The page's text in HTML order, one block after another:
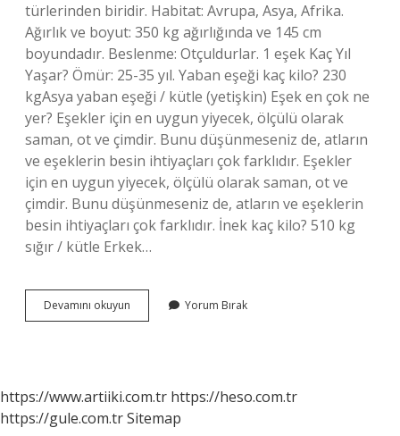
türlerinden biridir. Habitat: Avrupa, Asya, Afrika.
Ağırlık ve boyut: 350 kg ağırlığında ve 145 cm
boyundadır. Beslenme: Otçuldurlar. 1 eşek Kaç Yıl
Yaşar? Ömür: 25-35 yıl. Yaban eşeği kaç kilo? 230
kgAsya yaban eşeği / kütle (yetişkin) Eşek en çok ne
yer? Eşekler için en uygun yiyecek, ölçülü olarak
saman, ot ve çimdir. Bunu düşünmeseniz de, atların
ve eşeklerin besin ihtiyaçları çok farklıdır. Eşekler
için en uygun yiyecek, ölçülü olarak saman, ot ve
çimdir. Bunu düşünmeseniz de, atların ve eşeklerin
besin ihtiyaçları çok farklıdır. İnek kaç kilo? 510 kg
sığır / kütle Erkek…
Devamını okuyun
Eşek
Yorum Bırak
https://www.artiiki.com.tr https://heso.com.tr
https://gule.com.trSitemap